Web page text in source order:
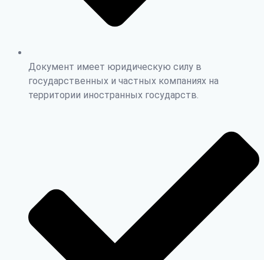
Документ имеет юридическую силу в
государственных и частных компаниях на
территории иностранных государств.